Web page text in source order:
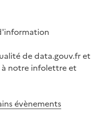
de data.gouv.fr et
à notre infolettre et
évènements